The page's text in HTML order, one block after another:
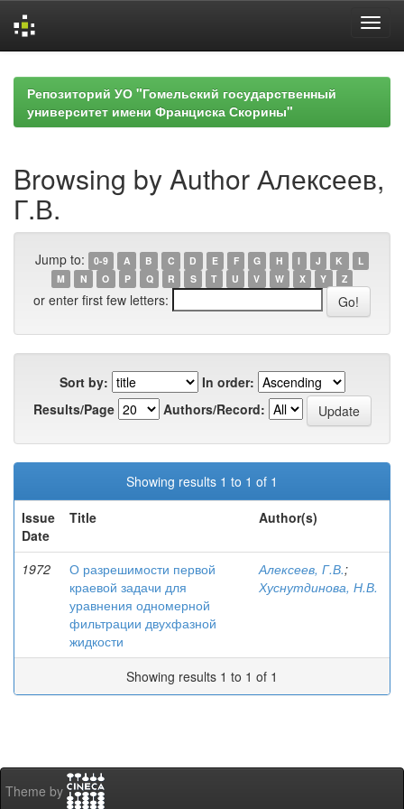
navigationРепозиторий УО "Гомельский государственный
университет имени Франциска Скорины"
Browsing by Author Алексеев,
Г.В.
Jump to: 0-9 A B C D E F G H I J K
L
M
N O P Q R S T U V W X Y Z
or enter first few letters:
Sort by:
In order:
Results/Page
Authors/Record:
Showing results 1 to 1 of 1
Issue
Date
Title Author(s)
1972
О разрешимости первой
краевой задачи для
уравнения одномерной
фильтрации двухфазной
жидкости
Алексеев, Г.В.;
Хуснутдинова, Н.В.
Showing results 1 to 1 of 1
Theme by